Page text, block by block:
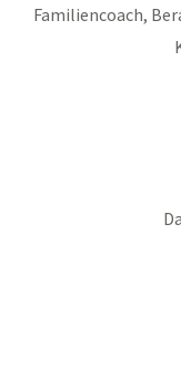
Familiencoach,